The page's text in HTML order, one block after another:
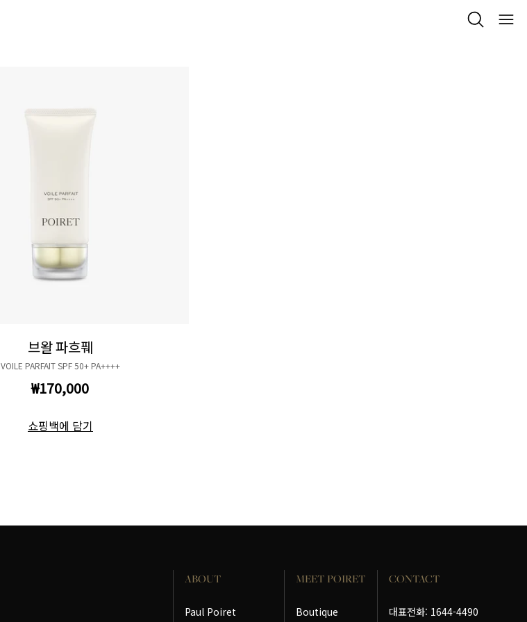
브왈 파흐풰
VOILE PARFAIT SPF 50+ PA++++
₩170,000
쇼핑백에 담기
ABOUT
Paul Poiret
MEET POIRET
Boutique
CONTACT
대표전화: 1644-4490